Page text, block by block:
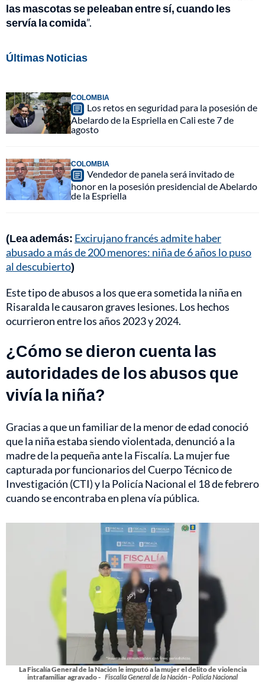
las mascotas se peleaban entre sí, cuando les
servía la comida”.
Últimas Noticias
COLOMBIA
Los retos en seguridad para la posesión de
Abelardo de la Espriella en Cali este 7 de
agosto
COLOMBIA
Vendedor de panela será invitado de
honor en la posesión presidencial de Abelardo
de la Espriella
(Lea además: Excirujano francés admite haber
abusado a más de 200 menores: niña de 6 años lo puso
al descubierto)
Este tipo de abusos a los que era sometida la niña en
Risaralda le causaron graves lesiones. Los hechos
ocurrieron entre los años 2023 y 2024.
¿Cómo se dieron cuenta las
autoridades de los abusos que
vivía la niña?
Gracias a que un familiar de la menor de edad conoció
que la niña estaba siendo violentada, denunció a la
madre de la pequeña ante la Fiscalía. La mujer fue
capturada por funcionarios del Cuerpo Técnico de
Investigación (CTI) y la Policía Nacional el 18 de febrero
cuando se encontraba en plena vía pública.
La Fiscalía General de la Nación le imputó a la mujer el delito de violencia
intrafamiliar agravado - Fiscalía General de la Nación - Policía Nacional